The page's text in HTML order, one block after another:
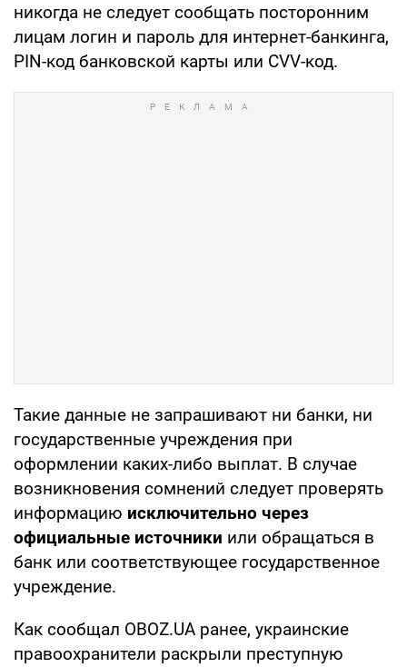
никогда не следует сообщать посторонним
лицам логин и пароль для интернет-банкинга,
PIN-код банковской карты или CVV-код.
Такие данные не запрашивают ни банки, ни
государственные учреждения при
оформлении каких-либо выплат. В случае
возникновения сомнений следует проверять
информацию исключительно через
официальные источники или обращаться в
банк или соответствующее государственное
учреждение.
Как сообщал OBOZ.UA ранее, украинские
правоохранители раскрыли преступную